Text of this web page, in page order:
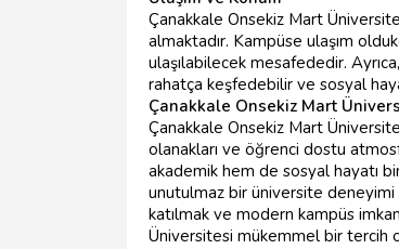
Çanakkale Onsekiz Mart
almaktadır. Kampüse ulaşım
ulaşılabilecek mesafededir.
rahatça keşfedebilir ve sosyal
Çanakkale Onsekiz Mart
Çanakkale Onsekiz Mart
olanakları ve öğrenci dostu
akademik hem de sosyal hayatı
unutulmaz bir üniversite
katılmak ve modern kampüs
Üniversitesi mükemmel bir tercih